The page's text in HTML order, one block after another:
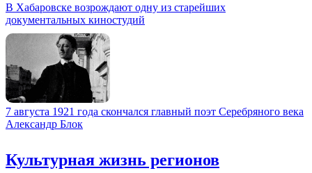
В Хабаровске возрождают одну из старейших
документальных киностудий
7 августа 1921 года скончался главный поэт Серебряного века
Александр Блок
Культурная жизнь регионов